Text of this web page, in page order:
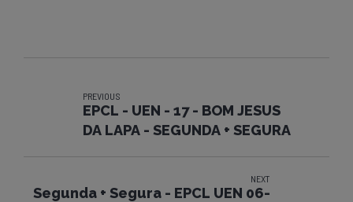
PREVIOUS
EPCL - UEN - 17 - BOM JESUS
DA LAPA - SEGUNDA + SEGURA
NEXT
Segunda + Segura - EPCL UEN 06-